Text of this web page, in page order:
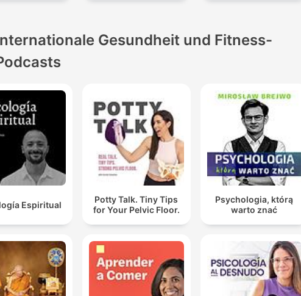
Gesundheit und Fitness-
Espiritual
Potty Talk. Tiny Tips
for Your Pelvic Floor.
Psychologia, którą
warto znać